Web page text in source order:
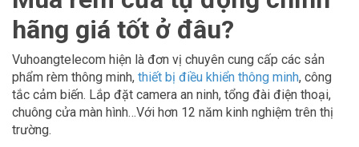
hãng giá tốt ở đâu?
Vuhoangtelecom hiện là đơn vị chuyên cung cấp các sản
phẩm rèm thông minh, thiết bị điều khiển thông minh, công
tắc cảm biến. Lắp đặt camera an ninh, tổng đài điện thoại,
chuông cửa màn hình…Với hơn 12 năm kinh nghiệm trên thị
trường.